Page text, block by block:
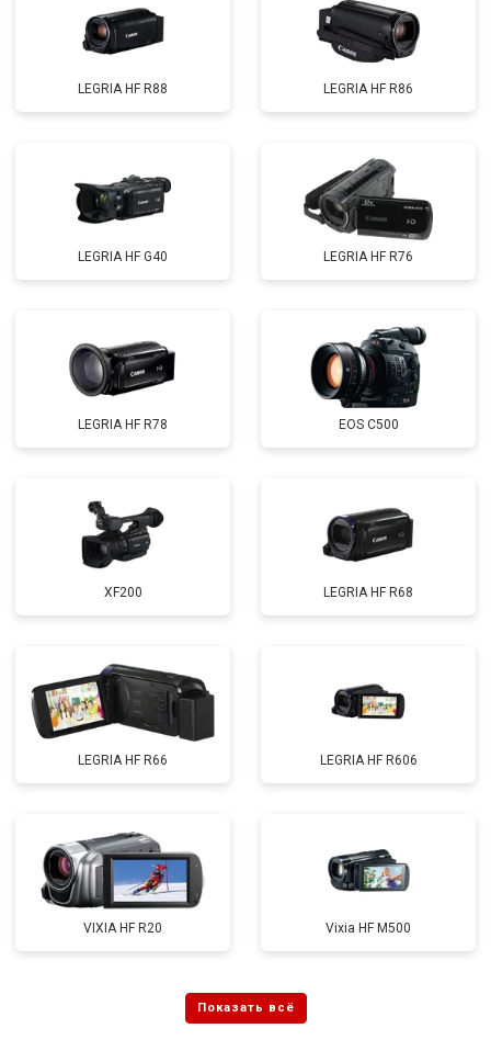
LEGRIA HF R88 LEGRIA HF R86
LEGRIA HF G40 LEGRIA HF R76
LEGRIA HF R78 EOS C500
XF200 LEGRIA HF R68
LEGRIA HF R66 LEGRIA HF R606
VIXIA HF R20 Vixia HF M500